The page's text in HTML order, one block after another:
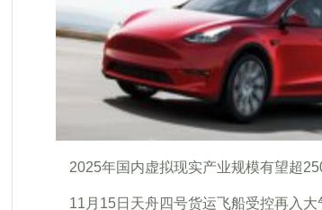
2025年国内虚拟现实产业规模有望超
11月15日天舟四号货运飞船受控再入大